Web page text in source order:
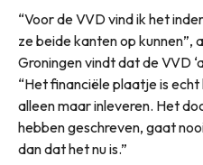
“Voor de VVD vind ik het
ze beide kanten op kunnen”,
Groningen vindt dat de VVD
“Het financiële plaatje is
alleen maar inleveren. Het
hebben geschreven, gaat
dan dat het nu is.”